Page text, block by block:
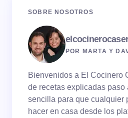
SOBRE NOSOTROS
POR MARTA Y
Bienvenidos a El Cocinero
de recetas explicadas paso
sencilla para que cualquier
hacer en casa desde los